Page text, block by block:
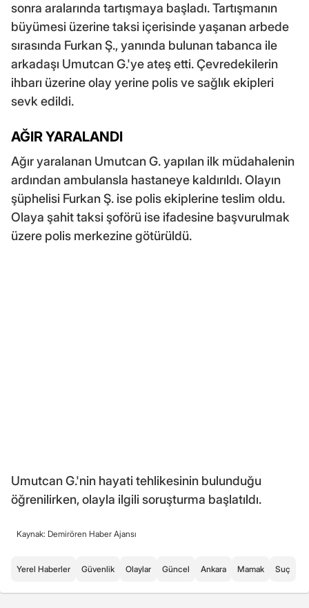
sonra aralarında tartışmaya başladı. Tartışmanın
büyümesi üzerine taksi içerisinde yaşanan arbede
sırasında Furkan Ş., yanında bulunan tabanca ile
arkadaşı Umutcan G.'ye ateş etti. Çevredekilerin
ihbarı üzerine olay yerine polis ve sağlık ekipleri
sevk edildi.
AĞIR YARALANDI
Ağır yaralanan Umutcan G. yapılan ilk müdahalenin
ardından ambulansla hastaneye kaldırıldı. Olayın
şüphelisi Furkan Ş. ise polis ekiplerine teslim oldu.
Olaya şahit taksi şoförü ise ifadesine başvurulmak
üzere polis merkezine götürüldü.
Umutcan G.'nin hayati tehlikesinin bulunduğu
öğrenilirken, olayla ilgili soruşturma başlatıldı.
Kaynak: Demirören Haber Ajansı
Yerel Haberler Güvenlik Olaylar Güncel Ankara Mamak Suç